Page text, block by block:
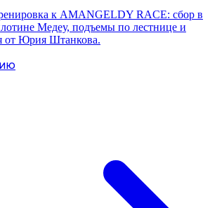
к AMANGELDY RACE: сбор в
Медеу, подъемы по лестнице и
от Юрия Штанкова.